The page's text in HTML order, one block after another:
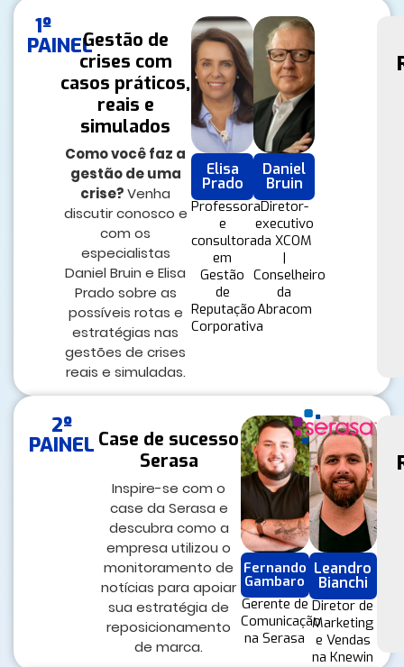
1º
PAINELGestão de
crises com
casos práticos,
reais e
simulados
Como você faz a
gestão de uma
crise?Venha
discutir conosco e
com os
especialistas
Daniel Bruin e Elisa
Prado sobre as
possíveis rotas e
estratégias nas
gestões de crises
reais e simuladas.
Elisa
Prado
Professora
e
consultora
em
Gestão
de
Reputação
Corporativa
Daniel
Bruin
Diretor-
executivo
da XCOM
|
Conselheiro
da
Abracom
2º
PAINEL Case de sucesso
Serasa
Inspire-se com o
case da Serasa e
descubra como a
empresa utilizou o
monitoramento de
notícias para apoiar
sua estratégia de
reposicionamento
de marca.
Fernando
Gambaro
Gerente de
Comunicação
na Serasa
Leandro
Bianchi
Diretor de
Marketing
e Vendas
na Knewin​